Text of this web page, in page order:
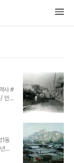
안
으
용
72
국
안
1동
대
다.